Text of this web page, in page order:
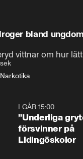
bland
vittnar om hur
Narkotika
I GÅR 15:00
”Underliga
försvinner på
Lidingöskolor